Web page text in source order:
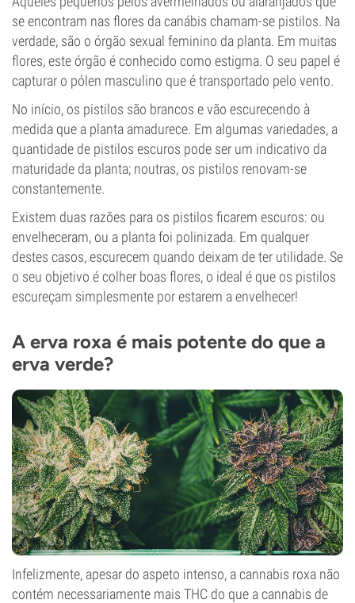
se encontram nas flores da canábis chamam-se pistilos. Na
verdade, são o órgão sexual feminino da planta. Em muitas
flores, este órgão é conhecido como estigma. O seu papel é
capturar o pólen masculino que é transportado pelo vento.
No início, os pistilos são brancos e vão escurecendo à
medida que a planta amadurece. Em algumas variedades, a
quantidade de pistilos escuros pode ser um indicativo da
maturidade da planta; noutras, os pistilos renovam-se
constantemente.
Existem duas razões para os pistilos ficarem escuros: ou
envelheceram, ou a planta foi polinizada. Em qualquer
destes casos, escurecem quando deixam de ter utilidade. Se
o seu objetivo é colher boas flores, o ideal é que os pistilos
escureçam simplesmente por estarem a envelhecer!
A erva roxa é mais potente do que a
erva verde?
Infelizmente, apesar do aspeto intenso, a cannabis roxa não
contém necessariamente mais THC do que a cannabis de